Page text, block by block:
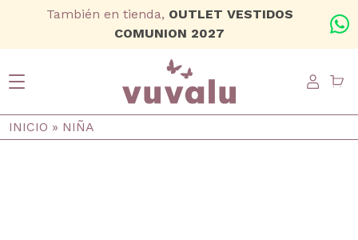
Ir al contenido principal
También en tienda, OUTLET VESTIDOS
COMUNION 2027
Ruta de navegación
INICIO NIÑA